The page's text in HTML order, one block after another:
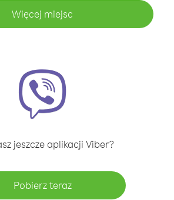
Więcej miejsc
jeszcze aplikacji Viber?
Pobierz teraz